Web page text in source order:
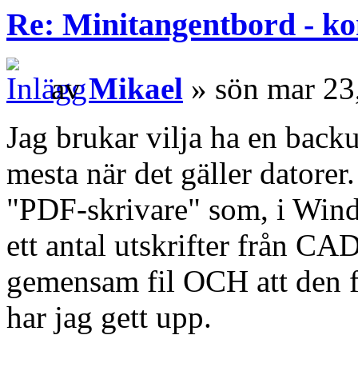
Re: Minitangentbord -
avMikael » sön mar
Jag brukar vilja ha en
mesta när det gäller
"PDF-skrivare" som, i
ett antal utskrifter från
gemensam fil OCH att den
har jag gett upp.